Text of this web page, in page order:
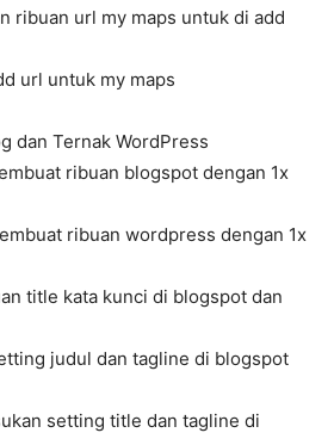
ribuan url my maps untuk di add
url untuk my maps
dan Ternak WordPress
ribuan blogspot dengan 1x
ribuan wordpress dengan 1x
title kata kunci di blogspot dan
judul dan tagline di blogspot
setting title dan tagline di